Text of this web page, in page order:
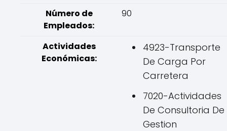
Número de
Empleados:
90
Actividades
Económicas:
4923-Transporte
De Carga Por
Carretera
7020-Actividades
De Consultoria De
Gestion